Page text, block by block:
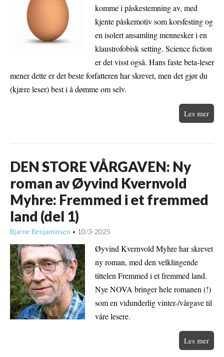
komme i påskestemning av, med
kjente påskemotiv som korsfesting og
en isolert ansamling mennesker i en
klaustrofobisk setting. Science fiction
er det visst også. Hans faste beta-leser
mener dette er det beste forfatteren har skrevet, men det gjør du
(kjære leser) best i å dømme om selv.
Les mer
DEN STORE VÅRGAVEN: Ny
roman av Øyvind Kvernvold
Myhre: Fremmed i et fremmed
land (del 1)
Bjarne Benjaminsen • 10/3-2025
Øyvind Kvernvold Myhre har skrevet
ny roman, med den velklingende
tittelen Fremmed i et fremmed land.
Nye NOVA bringer hele romanen (!)
som en vidunderlig vinter-/vårgave til
våre lesere.
Les mer